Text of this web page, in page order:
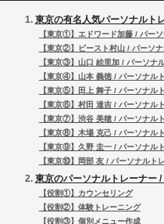
東京の有名人気パーソナルト
【東京①】エドワード加藤 / パー
【東京②】ビースト村山 / パーソ
【東京③】山口 絵里加 / パーソナ
【東京④】山本 義徳 / パーソナル
【東京⑤】田上 舞子 / パーソナル
【東京⑥】村田 達吉 / パーソナル
【東京⑦】渋谷 美穂 / パーソナル
【東京⑧】木場 克己 / パーソナル
【東京⑨】久野 圭一 / パーソナル
【東京⑩】岡部 友 / パーソナルト
東京のパーソナルトレーナー /
【役割①】カウンセリング
【役割②】体験トレーニング
【役割③】個別メニュー作成